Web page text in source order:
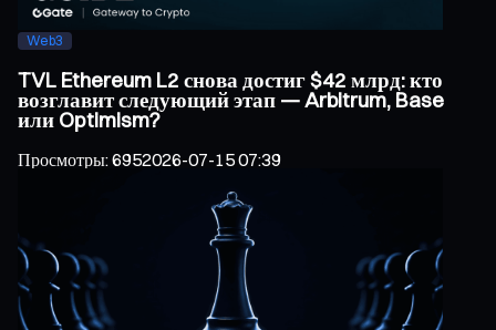
Web3
TVL Ethereum L2 снова достиг $42 млрд: кто
возглавит следующий этап — Arbitrum, Base
или Optimism?
Просмотры:6952026-07-15 07:39